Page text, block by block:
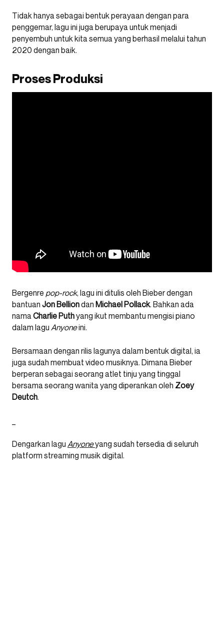
Tidak hanya sebagai bentuk perayaan dengan para
penggemar, lagu ini juga berupaya untuk menjadi
penyembuh untuk kita semua yang berhasil melalui tahun
2020 dengan baik.
Proses Produksi
Bergenre pop-rock, lagu ini ditulis oleh Bieber dengan
bantuan Jon Belliondan Michael Pollack. Bahkan ada
namaCharlie Puthyang ikut membantu mengisi piano
dalam lagu Anyoneini.
Bersamaan dengan rilis lagunya dalam bentuk digital, ia
juga sudah membuat video musiknya. Dimana Bieber
berperan sebagai seorang atlet tinju yang tinggal
bersama seorang wanita yang diperankan oleh Zoey
Deutch.
Dengarkan lagu Anyoneyang sudah tersedia di seluruh
platform streaming musik digital.